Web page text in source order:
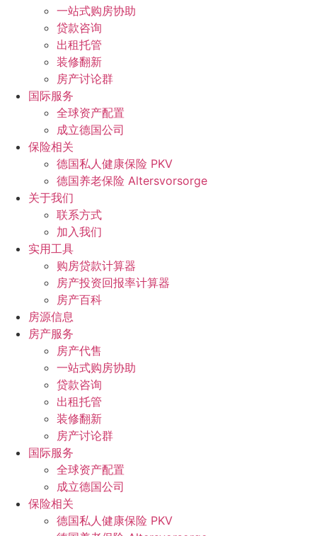
一站式购房协助
贷款咨询
出租托管
装修翻新
房产讨论群
国际服务
全球资产配置
成立德国公司
保险相关
德国私人健康保险 PKV
德国养老保险 Altersvorsorge
关于我们
联系方式
加入我们
实用工具
购房贷款计算器
房产投资回报率计算器
房产百科
房源信息
房产服务
房产代售
一站式购房协助
贷款咨询
出租托管
装修翻新
房产讨论群
国际服务
全球资产配置
成立德国公司
保险相关
德国私人健康保险 PKV